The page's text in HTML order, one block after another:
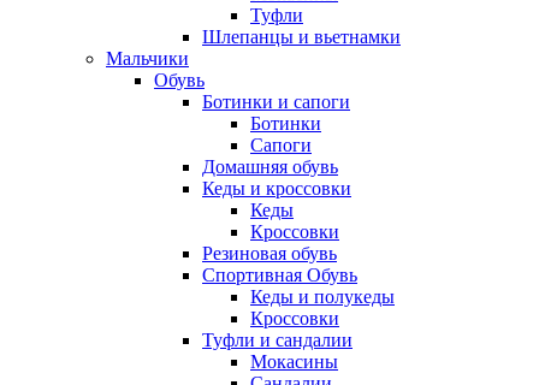
Туфли
Шлепанцы и вьетнамки
Мальчики
Обувь
Ботинки и сапоги
Ботинки
Сапоги
Домашняя обувь
Кеды и кроссовки
Кеды
Кроссовки
Резиновая обувь
Спортивная Обувь
Кеды и полукеды
Кроссовки
Туфли и сандалии
Мокасины